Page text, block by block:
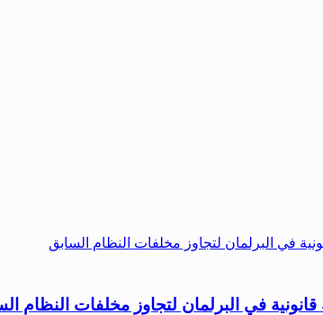
في البرلمان لتجاوز مخلفات النظام